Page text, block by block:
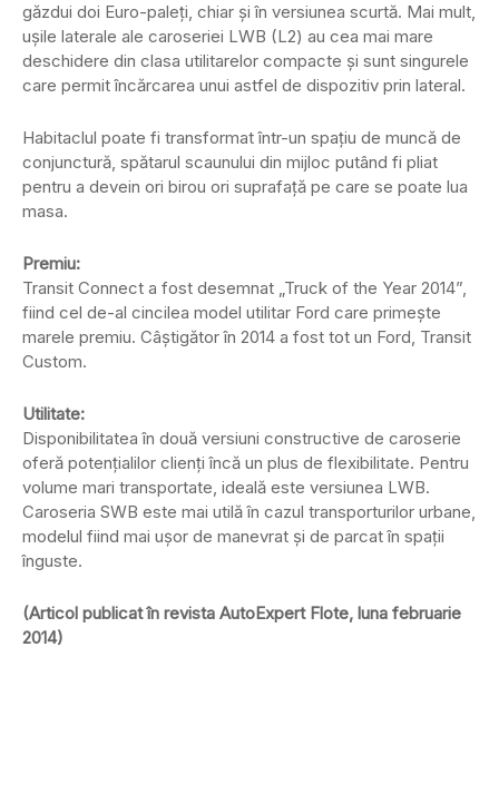
găzdui doi Euro-paleţi, chiar şi în versiunea scurtă. Mai mult,
uşile laterale ale caroseriei LWB (L2) au cea mai mare
deschidere din clasa utilitarelor compacte şi sunt singurele
care permit încărcarea unui astfel de dispozitiv prin lateral.
Habitaclul poate fi transformat într-un spaţiu de muncă de
conjunctură, spătarul scaunului din mijloc putând fi pliat
pentru a devein ori birou ori suprafaţă pe care se poate lua
masa.
Premiu:
Transit Connect a fost desemnat „Truck of the Year 2014”,
fiind cel de-al cincilea model utilitar Ford care primeşte
marele premiu. Câştigător în 2014 a fost tot un Ford, Transit
Custom.
Utilitate:
Disponibilitatea în două versiuni constructive de caroserie
oferă potenţialilor clienţi încă un plus de flexibilitate. Pentru
volume mari transportate, ideală este versiunea LWB.
Caroseria SWB este mai utilă în cazul transporturilor urbane,
modelul fiind mai uşor de manevrat şi de parcat în spaţii
înguste.
(Articol publicat în revista AutoExpert Flote, luna februarie
2014)